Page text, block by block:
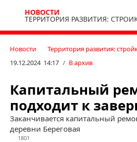
НОВОСТИ
Новости
Территория развития:
19.12.2024 14:17 / В архив
Капитальный
подходит к
Заканчивается капитальный
деревни Береговая
1801